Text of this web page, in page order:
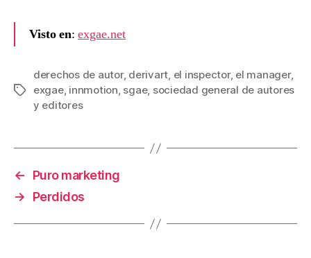
Visto en: exgae.net
Etiquetas
derechos de autor, derivart, el inspector, el manager,
exgae, innmotion, sgae, sociedad general de autores
y editores
←
Puro marketing
→
Perdidos